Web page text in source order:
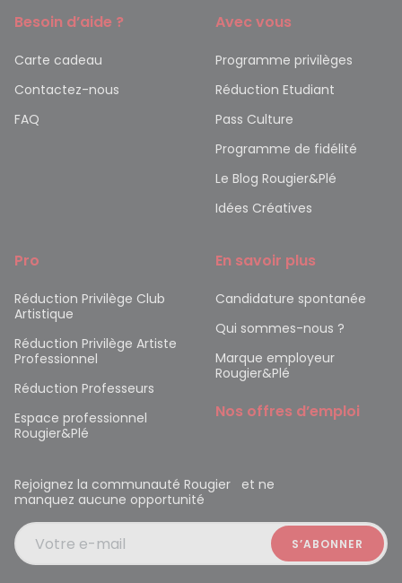
Besoin d’aide ?
Carte cadeau
Contactez-nous
FAQ
Avec vous
Programme privilèges
Réduction Etudiant
Pass Culture
Programme de fidélité
Le Blog Rougier&Plé
Idées Créatives
Pro
Réduction Privilège Club
Artistique
Réduction Privilège Artiste
Professionnel
Réduction Professeurs
Espace professionnel
Rougier&Plé
En savoir plus
Candidature spontanée
Qui sommes-nous ?
Marque employeur
Rougier&Plé
Nos offres d’emploi
Rejoignez la communauté Rougier et ne
manquez aucune opportunité
Votre e-mail